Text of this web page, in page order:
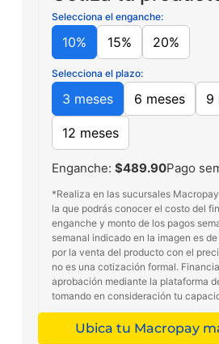
Selecciona el enganche:
10% 15% 20%
Selecciona el plazo:
3 meses 6 meses 9
12 meses
Enganche: $489.90Pago
*Realiza en las sucursales
la que podrás conocer el costo del
enganche y monto de los pagos
semanal indicado en la imagen es
por la venta del producto con el
no es una cotización formal.
aprobación mediante la plataforma
tomando en consideración tu
Ubica tu Macropay